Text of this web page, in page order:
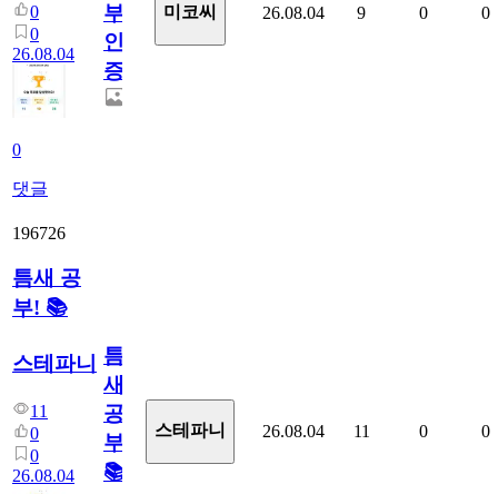
0
0
26.08.04
0
댓글
부
인
증
미코씨 26.08.04 9 0 0
196726
틈새 공
부! 📚
스테파니
11
0
0
26.08.04
틈
새
공
부!
📚
스테파니 26.08.04 11 0 0